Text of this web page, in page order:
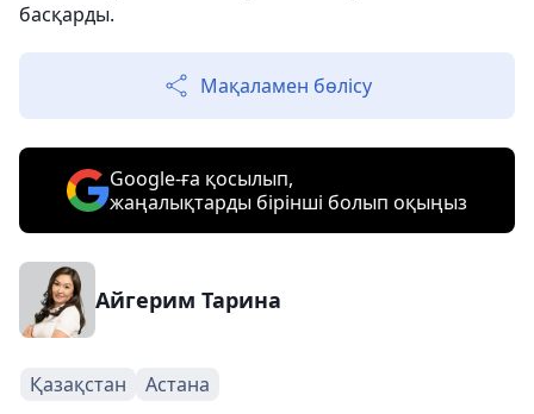
басқарды.
Мақаламен бөлісу
Google-ға қосылып,
жаңалықтарды бірінші болып оқыңыз
Айгерим Тарина
Қазақстан Астана